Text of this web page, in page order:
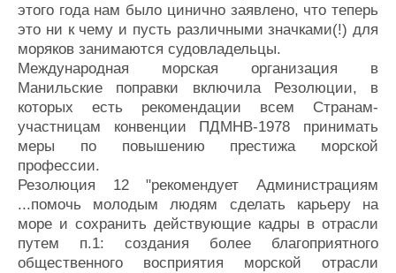
этого года нам было цинично заявлено, что теперь
это ни к чему и пусть различными значками(!) для
моряков занимаются судовладельцы.
Международная морская организация в
Манильские поправки включила Резолюции, в
которых есть рекомендации всем Странам-
участницам конвенции ПДМНВ-1978 принимать
меры по повышению престижа морской
профессии.
Резолюция 12 "рекомендует Администрациям
...помочь молодым людям сделать карьеру на
море и сохранить действующие кадры в отрасли
путем п.1: создания более благоприятного
общественного восприятия морской отрасли